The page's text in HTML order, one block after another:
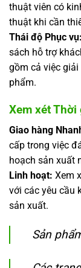
thuật viên có
thuật khi cần
Thái độ Phục vụ:
sách hỗ trợ
gồm cả việc
phẩm.
Xem xét Thời
Giao hàng
cấp trong việc
hoạch sản xuất
Linh hoạt: Xem
với các yêu cầu
sản xuất.
Sản